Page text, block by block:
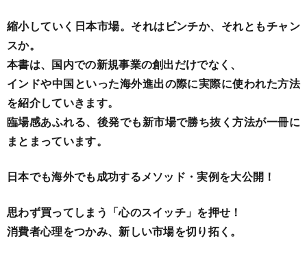
縮小していく日本市場。それはピンチか、それともチャン
スか。
本書は、国内での新規事業の創出だけでなく、
インドや中国といった海外進出の際に実際に使われた方法
を紹介していきます。
臨場感あふれる、後発でも新市場で勝ち抜く方法が一冊に
まとまっています。
日本でも海外でも成功するメソッド・実例を大公開！
思わず買ってしまう「心のスイッチ」を押せ！
消費者心理をつかみ、新しい市場を切り拓く。